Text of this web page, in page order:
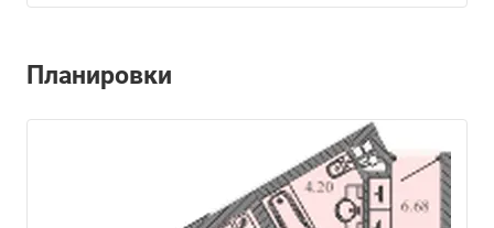
Планировки